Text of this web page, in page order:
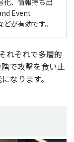
化、情報持ち出
Event
が有効です。
れぞれで多層的
で攻撃を食い止
になります。